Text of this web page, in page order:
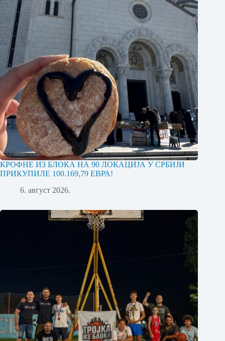
КРОФНЕ ИЗ БЛОКА НА 90 ЛОКАЦИЈА У СРБИЈИ
ПРИКУПИЛЕ 100.169,79 ЕВРА!
6. август 2026.